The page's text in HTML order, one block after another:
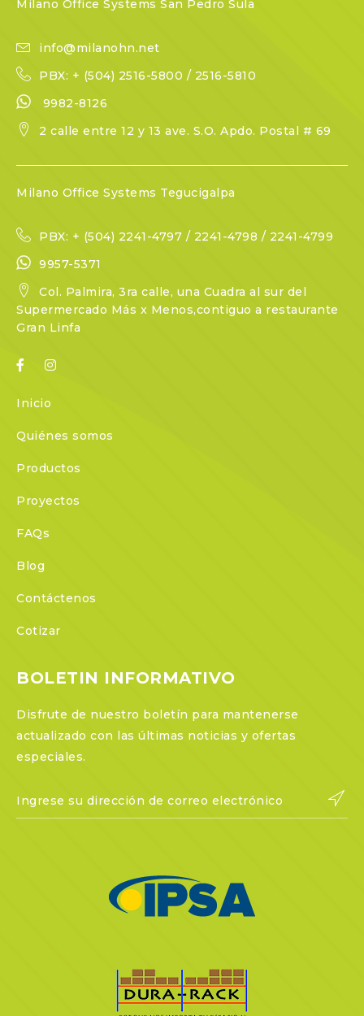
Milano Office Systems San Pedro Sula
info@milanohn.net
PBX: + (504) 2516-5800 / 2516-5810
9982-8126
2 calle entre 12 y 13 ave. S.O. Apdo. Postal # 69
Milano Office Systems Tegucigalpa
PBX: + (504) 2241-4797 / 2241-4798 / 2241-4799
9957-5371
Col. Palmira, 3ra calle, una Cuadra al sur del
Supermercado Más x Menos,contiguo a restaurante
Gran Linfa
Inicio
Quiénes somos
Productos
Proyectos
FAQs
Blog
Contáctenos
Cotizar
BOLETIN INFORMATIVO
Disfrute de nuestro boletín para mantenerse
actualizado con las últimas noticias y ofertas
especiales.